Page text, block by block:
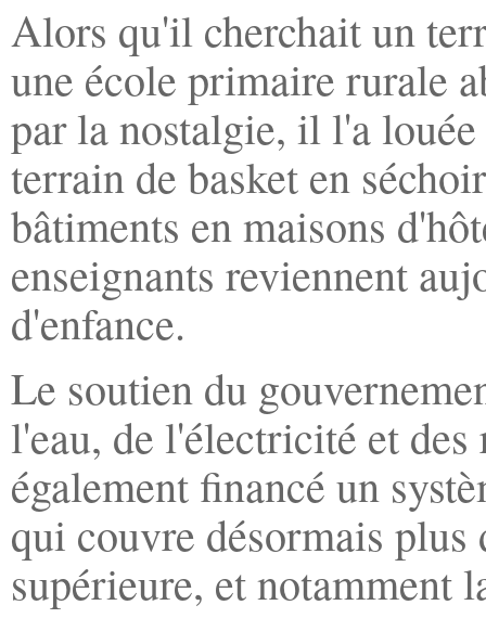
Alors qu'il cherchait un
une école primaire rurale
par la nostalgie, il l'a
terrain de basket en
bâtiments en maisons
enseignants reviennent
d'enfance.
Le soutien du
l'eau, de l'électricité et
également financé un
qui couvre désormais plus
supérieure, et notamment